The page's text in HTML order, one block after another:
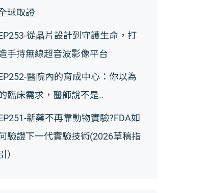
球取證
從晶片設計到守護生命，打
手持無線超音波影像平台
醫院內的育成中心：你以為
臨床需求，醫師說不是..
新藥不再靠動物實驗?FDA如
驗證下一代實驗技術(2026草稿指
）